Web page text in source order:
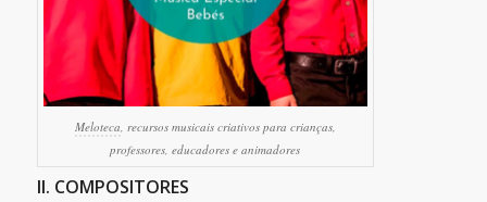
Meloteca, recursos musicais criativos para crianças,
professores, educadores e animadores
II. COMPOSITORES